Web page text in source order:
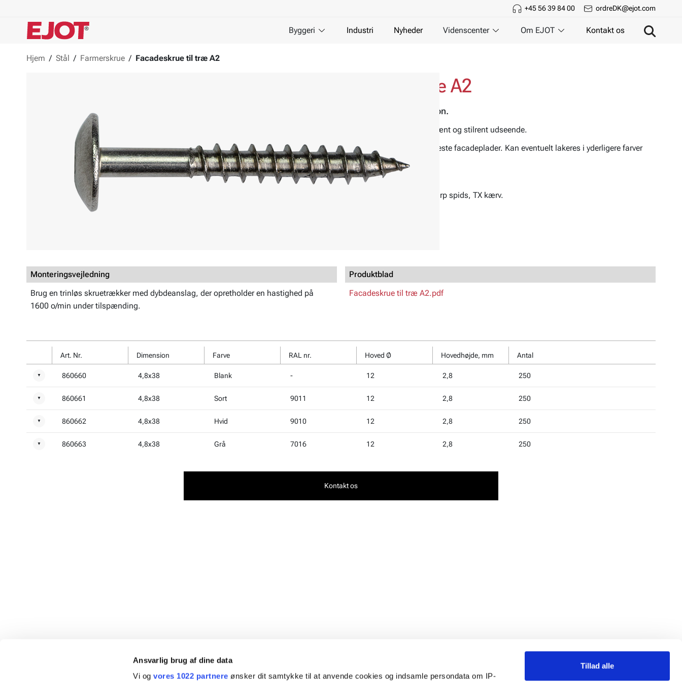
Ansvarlig brug af dine data
Vi ogvores 1022 partnere ønsker dit samtykke til at anvende cookies og indsamle persondata om IP-
Tillad alle
+45 56 39 84 00 ordreDK@ejot.com
Byggeri Industri Nyheder Videnscenter Om EJOT Kontakt os
Hjem / Stål / Farmerskrue / Facadeskrue til træ A2
Facadeskrue til træ A2
Til facadeplader mod trækonstruktion.
Det lave hoved på kun 2,8 mm giver et pænt og stilrent udseende.
Findes i mange farver for at matche de fleste facadeplader. Kan eventuelt lakeres i yderligere farver
ved forespørgsel.
Materiale: Rustfrit stål A2
Lavt hoved, gevindstop, skarp spids, TX kærv.
Monteringsvejledning
Brug en trinløs skruetrækker med dybdeanslag, der opretholder en hastighed på
1600 o/min under tilspænding.
Produktblad
Facadeskrue til træ A2.pdf
Art. Nr. Dimension Farve RAL nr. Hoved Ø Hovedhøjde, mm Antal
▼ 860660 4,8x38 Blank - 12 2,8 250
▼ 860661 4,8x38 Sort 9011 12 2,8 250
▼ 860662 4,8x38 Hvid 9010 12 2,8 250
▼ 860663 4,8x38 Grå 7016 12 2,8 250
Kontakt os